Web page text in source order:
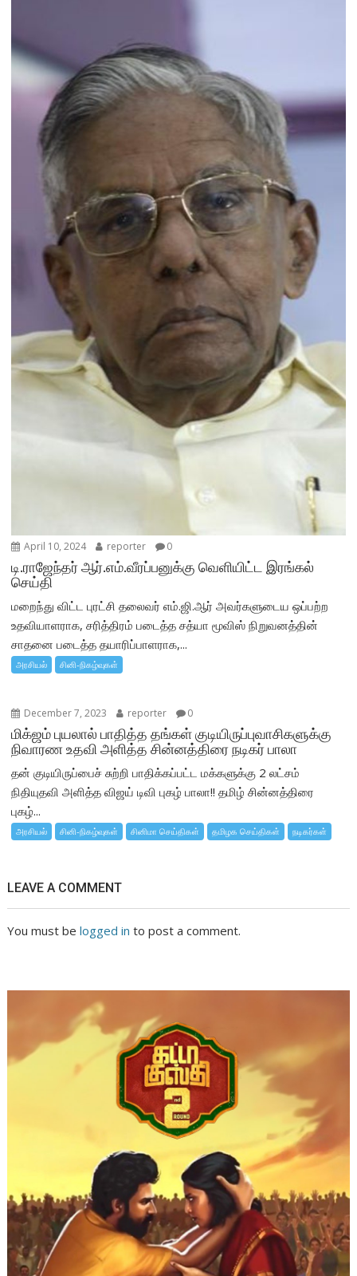
April 10, 2024 reporter 0
டி.ராஜேந்தர் ஆர்.எம்.வீரப்பனுக்கு வெளியிட்ட இரங்கல்
செய்தி
மறைந்து விட்ட புரட்சி தலைவர் எம்.ஜி.ஆர் அவர்களுடைய ஒப்பற்ற
உதவியாளராக, சரித்திரம் படைத்த சத்யா மூவிஸ் நிறுவனத்தின்
சாதனை படைத்த தயாரிப்பாளராக,...
அரசியல் சினி-நிகழ்வுகள்
December 7, 2023 reporter 0
மிக்ஜம் புயலால் பாதித்த தங்கள் குடியிருப்புவாசிகளுக்கு
நிவாரண உதவி அளித்த சின்னத்திரை நடிகர் பாலா
தன் குடியிருப்பைச் சுற்றி பாதிக்கப்பட்ட மக்களுக்கு 2 லட்சம்
நிதியுதவி அளித்த விஜய் டிவி புகழ் பாலா!! தமிழ் சின்னத்திரை
புகழ்...
அரசியல் சினி-நிகழ்வுகள் சினிமா செய்திகள் தமிழக செய்திகள் நடிகர்கள்
LEAVE A COMMENT
You must belogged in to post a comment.